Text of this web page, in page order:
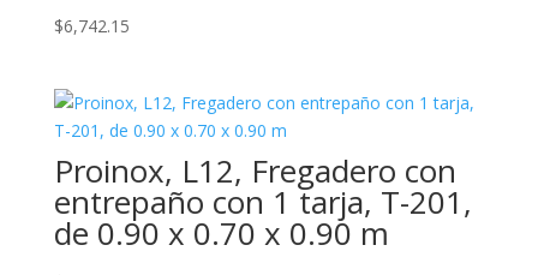
$6,742.15
Proinox, L12, Fregadero con
entrepaño con 1 tarja, T-201,
de 0.90 x 0.70 x 0.90 m